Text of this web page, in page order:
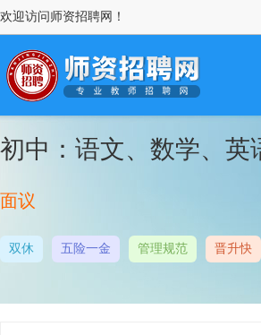
欢迎访问师资招聘网！
初中：语文、数学、
面议
双休 五险一金 管理规范 晋升快